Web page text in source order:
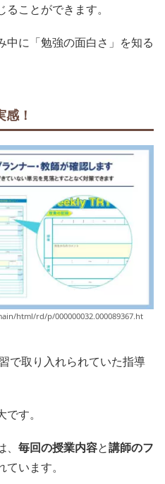
ことができます。
中に「勉強の面白さ」を知る
！
html/rd/p/000000032.000089367.ht
で取り入れられていた指導
す。
毎回の授業内容と講師のフ
います。